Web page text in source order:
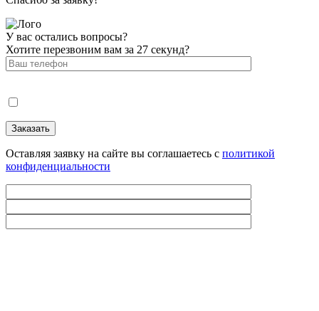
У вас остались вопросы?
Хотите перезвоним вам за 27 секунд?
Оставляя заявку на сайте вы соглашаетесь с политикой
конфиденциальности